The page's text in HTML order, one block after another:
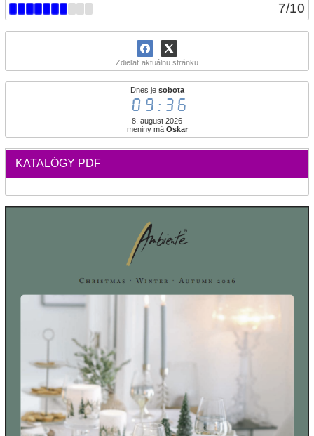
7/10
Zdieľať aktuálnu stránku
Dnes je sobota
09:36
8. august 2026
meniny má Oskar
KATALÓGY PDF